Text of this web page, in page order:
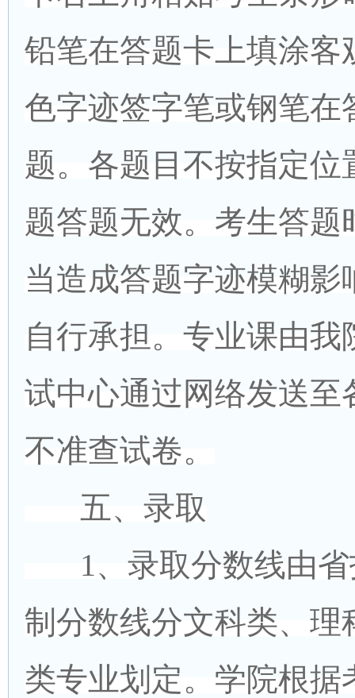
铅笔在答题卡上填涂
色字迹签字笔或钢笔
题。各题目不按指定
题答题无效。考生答
当造成答题字迹模糊
自行承担。专业课由
试中心通过网络发送
不准查试卷。
五、录取
1、录取分数线由省
制分数线分文科类、
类专业划定。学院根